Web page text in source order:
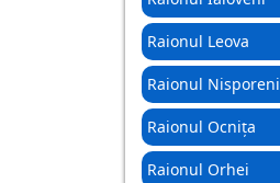
Raionul Leova
Raionul Nisporeni
Raionul Ocnița
Raionul Orhei